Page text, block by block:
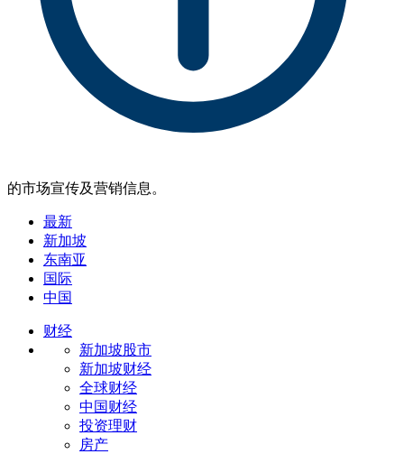
的市场宣传及营销信息。
最新
新加坡
东南亚
国际
中国
财经
新加坡股市
新加坡财经
全球财经
中国财经
投资理财
房产